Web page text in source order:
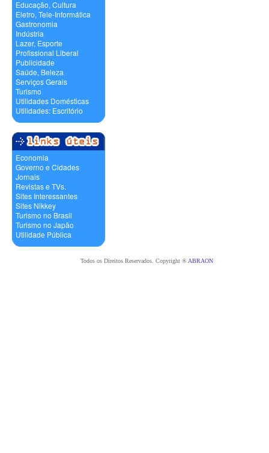
Educação, Cultura
Eletro, Tele-Informática
Gastronomia
Indústria
Lazer, Esporte
Profissional Liberal
Publicidade
Saúde, Beleza
Serviços Gerais
Turismo
Utilidades Domésticas
Utilidades: Escritório
Economia
Governo e Cidades
Jornais
Revistas e TVs.
Sites Interessantes
Sites Nikkey
Turismo no Brasil
Turismo no Japão
Utilidade Pública
Todos os Direitos Reservados. Copyright ® ABRAON